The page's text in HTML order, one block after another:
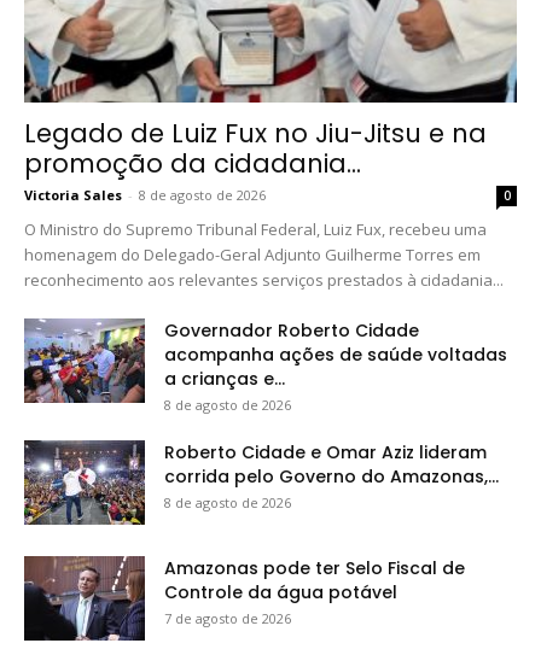
Legado de Luiz Fux no Jiu-Jitsu e na
promoção da cidadania...
Victoria Sales - 8 de agosto de 2026 0
O Ministro do Supremo Tribunal Federal, Luiz Fux, recebeu uma
homenagem do Delegado-Geral Adjunto Guilherme Torres em
reconhecimento aos relevantes serviços prestados à cidadania...
Governador Roberto Cidade
acompanha ações de saúde voltadas
a crianças e...
8 de agosto de 2026
Roberto Cidade e Omar Aziz lideram
corrida pelo Governo do Amazonas,...
8 de agosto de 2026
Amazonas pode ter Selo Fiscal de
Controle da água potável
7 de agosto de 2026